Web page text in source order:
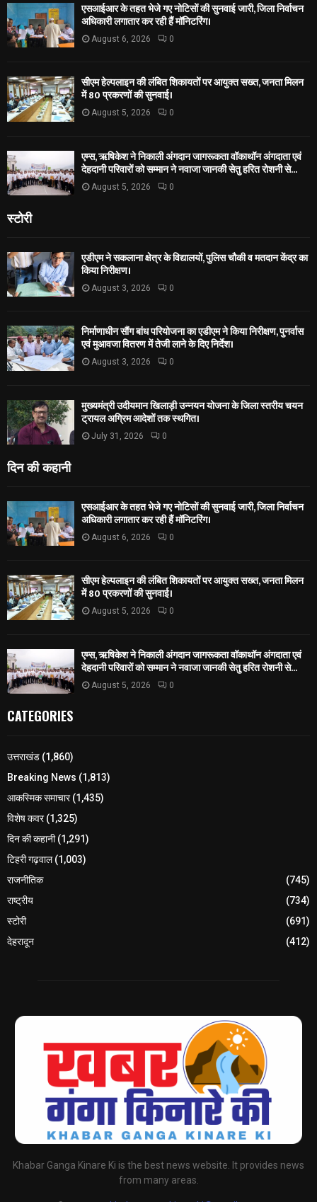
एसआईआर के तहत भेजे गए नोटिसों की सुनवाई जारी, जिला निर्वाचन
अधिकारी लगातार कर रही हैं मॉनिटरिंग।
August 6, 2026 0
सीएम हेल्पलाइन की लंबित शिकायतों पर आयुक्त सख्त, जनता मिलन
में 80 प्रकरणों की सुनवाई।
August 5, 2026 0
एम्स, ऋषिकेश ने निकाली अंगदान जागरूकता वॉकाथॉन अंगदाता एवं
देहदानी परिवारों को सम्मान ने नवाजा जानकी सेतु हरित रोशनी से...
August 5, 2026 0
स्टोरी
एडीएम ने सकलाना क्षेत्र के विद्यालयों, पुलिस चौकी व मतदान केंद्र का
किया निरीक्षण।
August 3, 2026 0
निर्माणाधीन सौंग बांध परियोजना का एडीएम ने किया निरीक्षण, पुनर्वास
एवं मुआवजा वितरण में तेजी लाने के दिए निर्देश।
August 3, 2026 0
मुख्यमंत्री उदीयमान खिलाड़ी उन्नयन योजना के जिला स्तरीय चयन
ट्रायल अग्रिम आदेशों तक स्थगित।
July 31, 2026 0
दिन की कहानी
एसआईआर के तहत भेजे गए नोटिसों की सुनवाई जारी, जिला निर्वाचन
अधिकारी लगातार कर रही हैं मॉनिटरिंग।
August 6, 2026 0
सीएम हेल्पलाइन की लंबित शिकायतों पर आयुक्त सख्त, जनता मिलन
में 80 प्रकरणों की सुनवाई।
August 5, 2026 0
एम्स, ऋषिकेश ने निकाली अंगदान जागरूकता वॉकाथॉन अंगदाता एवं
देहदानी परिवारों को सम्मान ने नवाजा जानकी सेतु हरित रोशनी से...
August 5, 2026 0
CATEGORIES
उत्तराखंड (1,860)
Breaking News (1,813)
आकस्मिक समाचार(1,435)
विशेष कवर(1,325)
दिन की कहानी(1,291)
टिहरी गढ़वाल(1,003)
राजनीतिक
(745)
राष्ट्रीय
(734)
स्टोरी
(691)
देहरादून
(412)
Khabar Ganga Kinare Ki is the best news website. It provides news
from many areas.